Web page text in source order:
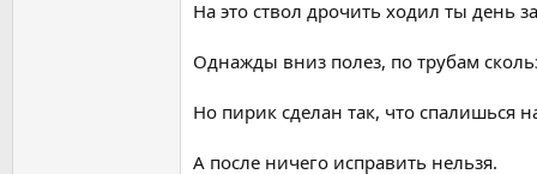
На это ствол дрочить ходил ты день
Однажды вниз полез, по трубам
Но пирик сделан так, что спалишься
А после ничего исправить нельзя.